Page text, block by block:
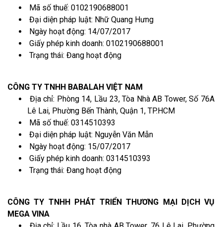
Mã số thuế: 0102190688001
Đại diện pháp luật: Nhữ Quang Hưng
Ngày hoạt động: 14/07/2017
Giấy phép kinh doanh: 0102190688001
Trạng thái: Đang hoạt động
CÔNG TY TNHH BABALAH VIỆT NAM
Địa chỉ: Phòng 14, Lầu 23, Tòa Nhà AB Tower, Số 76A
Lê Lai, Phường Bến Thành, Quận 1, TP.HCM
Mã số thuế: 0314510393
Đại diện pháp luật: Nguyễn Văn Mẫn
Ngày hoạt động: 15/07/2017
Giấy phép kinh doanh: 0314510393
Trạng thái: Đang hoạt động
CÔNG TY TNHH PHÁT TRIỂN THƯƠNG MẠI DỊCH VỤ
MEGA VINA